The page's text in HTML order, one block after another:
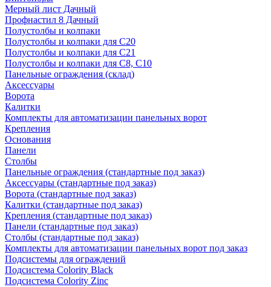
Мерный лист Дачный
Профнастил 8 Дачный
Полустолбы и колпаки
Полустолбы и колпаки для С20
Полустолбы и колпаки для С21
Полустолбы и колпаки для С8, С10
Панельные ограждения (склад)
Аксессуары
Ворота
Калитки
Комплекты для автоматизации панельных ворот
Крепления
Основания
Панели
Столбы
Панельные ограждения (стандартные под заказ)
Аксессуары (стандартные под заказ)
Ворота (стандартные под заказ)
Калитки (стандартные под заказ)
Крепления (стандартные под заказ)
Панели (стандартные под заказ)
Столбы (стандартные под заказ)
Комплекты для автоматизации панельных ворот под заказ
Подсистемы для ограждений
Подсистема Colority Black
Подсистема Colority Zinc